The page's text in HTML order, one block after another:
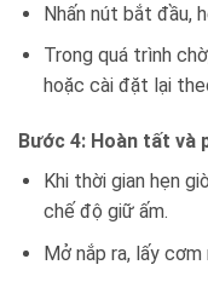
Nhấn nút bắt đầu,
Trong quá trình
hoặc cài đặt lại
Bước 4: Hoàn tất và
Khi thời gian hẹn
chế độ giữ ấm.
Mở nắp ra, lấy cơm